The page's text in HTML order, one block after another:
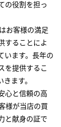
の役割を担っ
お客様の満足
することによ
います。長年の
を提供するこ
ます。
心と信頼の高
様が当店の買
と献身の証で